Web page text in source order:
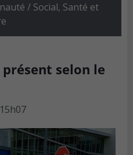
/ Social, Santé et
présent selon le